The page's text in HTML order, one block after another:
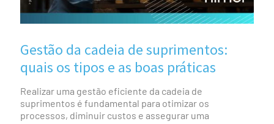
Gestão da cadeia de suprimentos:
quais os tipos e as boas práticas
Realizar uma gestão eficiente da cadeia de
suprimentos é fundamental para otimizar os
processos, diminuir custos e assegurar uma